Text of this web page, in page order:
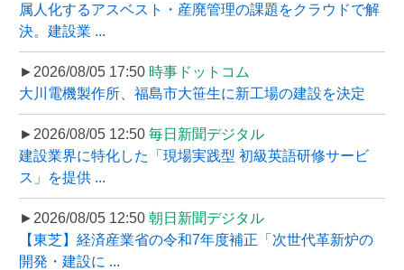
属人化するアスベスト・産廃管理の課題をクラウドで解
決。建設業 ...
►2026/08/05 17:50 時事ドットコム
大川電機製作所、福島市大笹生に新工場の建設を決定
►2026/08/05 12:50 毎日新聞デジタル
建設業界に特化した「現場実践型 初級英語研修サービ
ス」を提供 ...
►2026/08/05 12:50 朝日新聞デジタル
【東芝】経済産業省の令和7年度補正「次世代革新炉の
開発・建設に ...